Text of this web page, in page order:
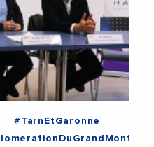
#TarnEtGaronne